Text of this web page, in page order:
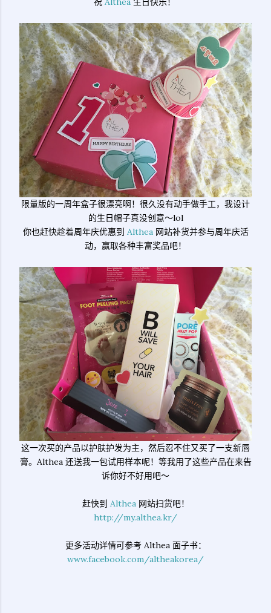
限量版的一周年盒子很漂亮啊！很久没有动手做手工，我设计
的生日帽子真没创意～lol
你也赶快趁着周年庆优惠到 Althea网站补货并参与周年庆活
动，赢取各种丰富奖品吧！
这一次买的产品以护肤护发为主，然后忍不住又买了一支新唇
膏。Althea 还送我一包试用样本呢！等我用了这些产品在来告
诉你好不好用吧～
赶快到 Althea网站扫货吧！
http://my.althea.kr/
更多活动详情可参考 Althea 面子书：
www.facebook.com/altheakorea/